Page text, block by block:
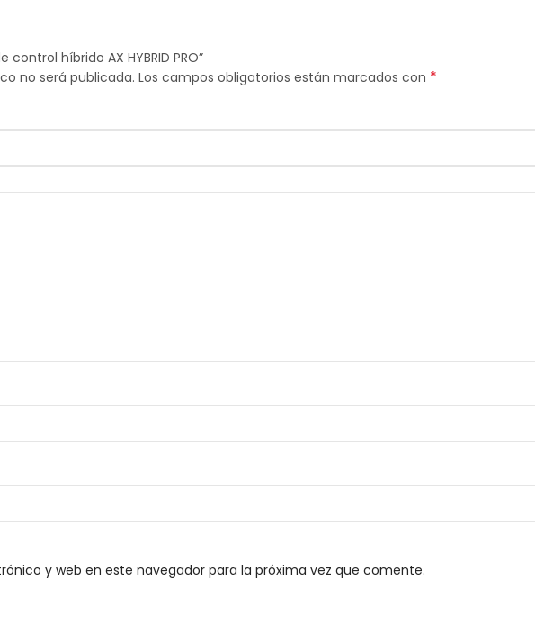
híbrido AX HYBRID PRO”
no será publicada. Los campos obligatorios están marcados con *
y web en este navegador para la próxima vez que comente.